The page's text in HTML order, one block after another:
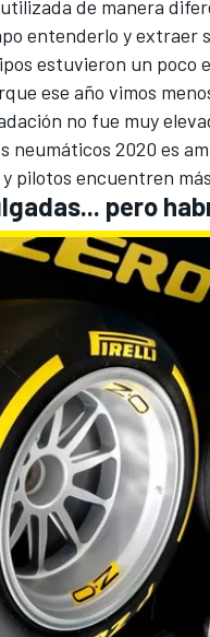
de manera
entenderlo y extraer
estuvieron un poco
ese año vimos
no fue muy
neumáticos 2020 es
pilotos encuentren
pero